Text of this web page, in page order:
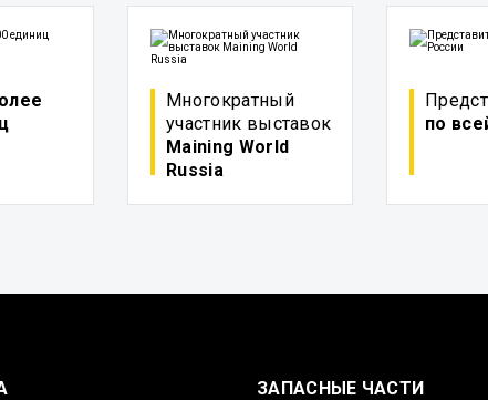
Многократный
участник выставок
Maining World
Russia
по
ЗАПАСНЫЕ ЧАСТИ